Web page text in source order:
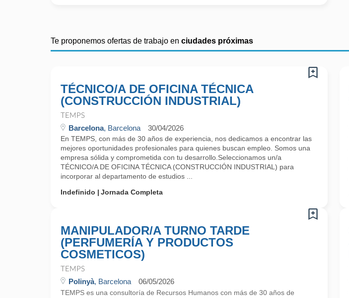
Te proponemos ofertas de trabajo en ciudades próximas
TÉCNICO/A DE OFICINA TÉCNICA
(CONSTRUCCIÓN INDUSTRIAL)
TEMPS
Barcelona, Barcelona 30/04/2026
En TEMPS, con más de 30 años de experiencia, nos dedicamos a encontrar las
mejores oportunidades profesionales para quienes buscan empleo. Somos una
empresa sólida y comprometida con tu desarrollo.Seleccionamos un/a
TÉCNICO/A DE OFICINA TÉCNICA (CONSTRUCCIÓN INDUSTRIAL) para
incorporar al departamento de estudios ...
Indefinido
Jornada Completa
MANIPULADOR/A TURNO TARDE
(PERFUMERÍA Y PRODUCTOS
COSMETICOS)
TEMPS
Polinyà, Barcelona 06/05/2026
TEMPS es una consultoría de Recursos Humanos con más de 30 años de